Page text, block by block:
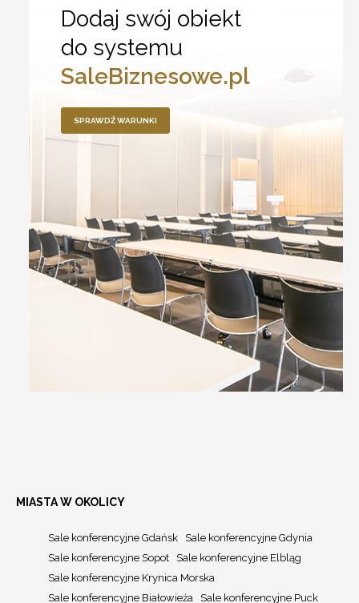
Dodaj swój obiekt
do systemu
SaleBiznesowe.pl
SPRAWDŹ WARUNKI
MIASTA W OKOLICY
Sale konferencyjne Gdańsk
Sale konferencyjne Gdynia
Sale konferencyjne Sopot
Sale konferencyjne Elbląg
Sale konferencyjne Krynica Morska
Sale konferencyjne Białowieża
Sale konferencyjne Puck